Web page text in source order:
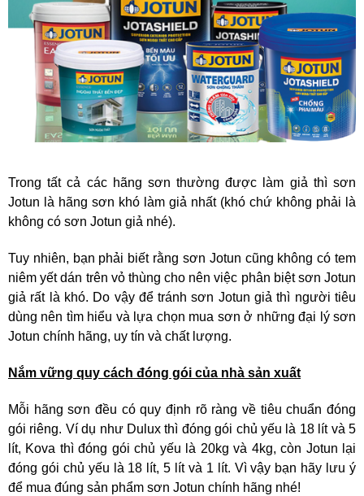
Trong tất cả các hãng sơn thường được làm giả thì sơn
Jotun là hãng sơn khó làm giả nhất (khó chứ không phải là
không có sơn Jotun giả nhé).
Tuy nhiên, bạn phải biết rằng sơn Jotun cũng không có tem
niêm yết dán trên vỏ thùng cho nên việc phân biệt sơn Jotun
giả rất là khó. Do vậy để tránh sơn Jotun giả thì người tiêu
dùng nên tìm hiểu và lựa chọn mua sơn ở những đại lý sơn
Jotun chính hãng, uy tín và chất lượng.
Nắm vững quy cách đóng gói của nhà sản xuất
Mỗi hãng sơn đều có quy định rõ ràng về tiêu chuẩn đóng
gói riêng. Ví dụ như Dulux thì đóng gói chủ yếu là 18 lít và 5
lít, Kova thì đóng gói chủ yếu là 20kg và 4kg, còn Jotun lại
đóng gói chủ yếu là 18 lít, 5 lít và 1 lít. Vì vậy bạn hãy lưu ý
để mua đúng sản phẩm sơn Jotun chính hãng nhé!